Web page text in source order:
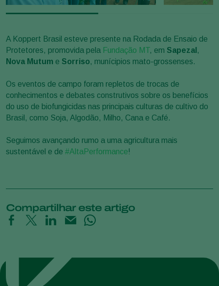
A Koppert Brasil esteve presente na Rodada de Ensaio de
Protetores, promovida pela Fundação MT, em Sapezal ,
Nova Mutum e Sorriso, munícipios mato-grossenses.
Os eventos de campo foram repletos de trocas de
conhecimentos e debates construtivos sobre os benefícios
do uso de biofungicidas nas principais culturas de cultivo do
Brasil, como Soja, Algodão, Milho, Cana e Café.
Seguimos avançando rumo a uma agricultura mais
sustentável e de #AltaPerformance!
Compartilhar este artigo